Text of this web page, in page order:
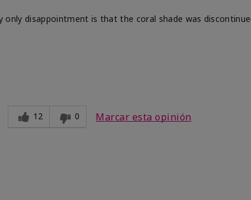
disappointment is that the coral shade was
12 0 Marcar esta opinión